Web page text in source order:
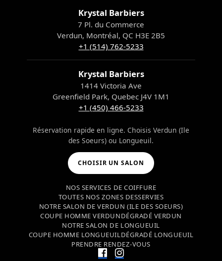
Krystal Barbiers
7 Pl. du Commerce
Verdun, Montréal, QC H3E 2B5
+1 (514) 762-5233
Krystal Barbiers
1414 Victoria Ave
Greenfield Park, Quebec J4V 1M1
+1 (450) 466-5233
Réservation rapide en ligne. Choisis Verdun (Ile
des Soeurs) ou Longueuil.
CHOISIR UN SALON
NOS SERVICES DE COIFFURE
TOUTES NOS ZONES DESSERVIES
NOTRE SALON DE VERDUN (ILE DES SOEURS)
COUPE HOMME VERDUNDÉGRADÉ VERDUN
NOTRE SALON DE LONGUEUIL
COUPE HOMME LONGUEUILDÉGRADÉ LONGUEUIL
PRENDRE RENDEZ-VOUS